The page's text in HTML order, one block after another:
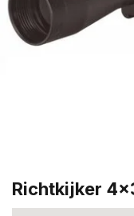
Richtkijker